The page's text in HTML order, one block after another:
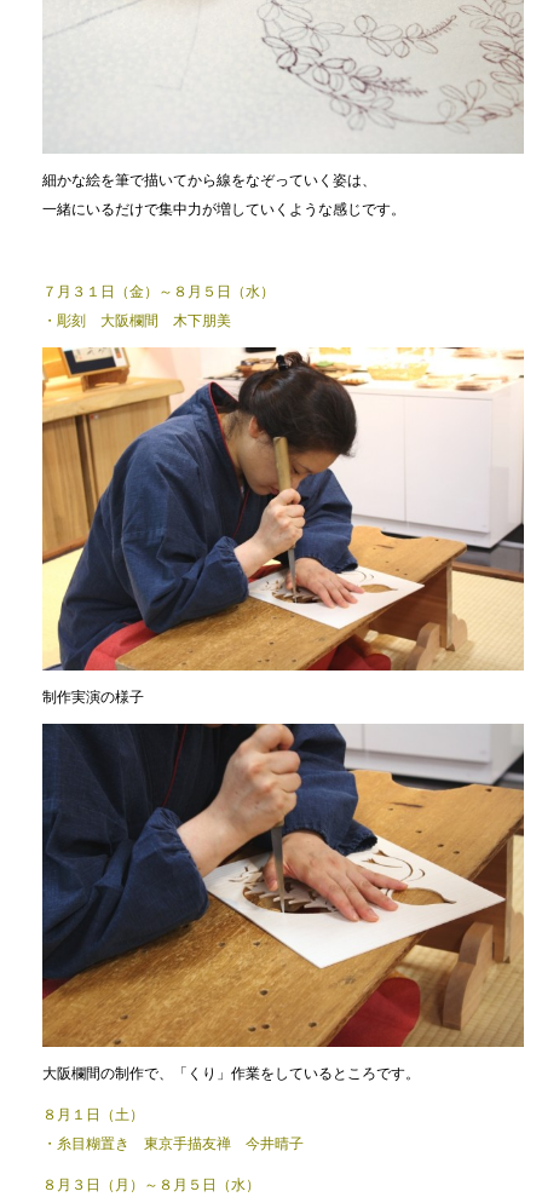
細かな絵を筆で描いてから線をなぞっていく姿は、
一緒にいるだけで集中力が増していくような感じです。
７月３１日（金）～８月５日（水）
・彫刻 大阪欄間 木下朋美
制作実演の様子
大阪欄間の制作で、「くり」作業をしているところです。
８月１日（土）
・糸目糊置き 東京手描友禅 今井晴子
８月３日（月）～８月５日（水）